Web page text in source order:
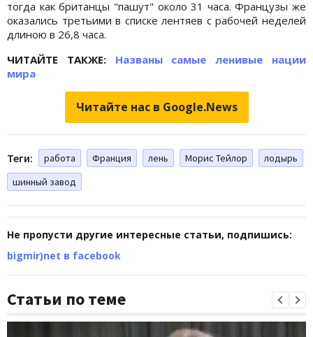
тогда как британцы "пашут" около 31 часа. Французы же
оказались третьими в списке лентяев с рабочей неделей
длиною в 26,8 часа.
ЧИТАЙТЕ ТАКЖЕ: Названы самые ленивые нации
мира
Читайте нас в Google.News
Теги: работа Франция лень Морис Тейлор
лодырь
шинный завод
Не пропусти другие интересные статьи, подпишись:
bigmir)net в facebook
Статьи по теме